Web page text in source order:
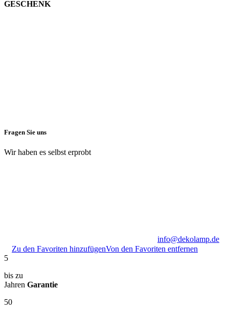
GESCHENK
Fragen Sie uns
Wir haben es selbst erprobt
info@dekolamp.de
Zu den Favoriten hinzufügenVon den Favoriten entfernen
5
bis zu
Jahren Garantie
50